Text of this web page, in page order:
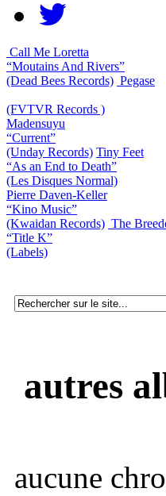
Call Me Loretta
“Moutains And Rivers”
(Dead Bees Records) Pegase
(FVTVR Records )
Madensuyu
“Current”
(Unday Records) Tiny Feet
“As an End to Death”
(Les Disques Normal)
Pierre Daven-Keller
“Kino Music”
(Kwaidan Records) The
“Title K”
(Labels)
autres
aucune